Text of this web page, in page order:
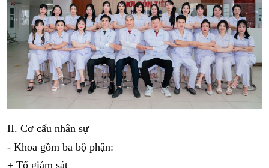
II. Cơ cấu nhân sự
- Khoa gồm ba bộ phận:
+ Tổ giám sát